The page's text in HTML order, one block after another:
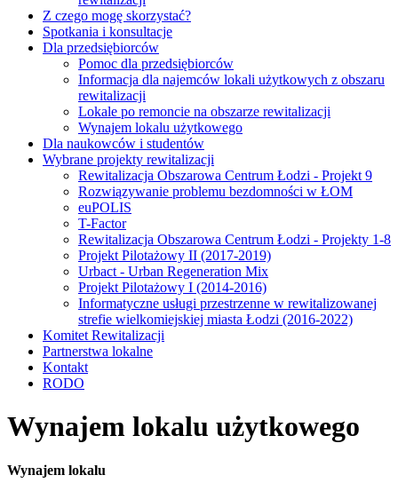
Z czego mogę skorzystać?
Spotkania i konsultacje
Dla przedsiębiorców
Pomoc dla przedsiębiorców
Informacja dla najemców lokali użytkowych z obszaru
rewitalizacji
Lokale po remoncie na obszarze rewitalizacji
Wynajem lokalu użytkowego
Dla naukowców i studentów
Wybrane projekty rewitalizacji
Rewitalizacja Obszarowa Centrum Łodzi - Projekt 9
Rozwiązywanie problemu bezdomności w ŁOM
euPOLIS
T-Factor
Rewitalizacja Obszarowa Centrum Łodzi - Projekty 1-8
Projekt Pilotażowy II (2017-2019)
Urbact - Urban Regeneration Mix
Projekt Pilotażowy I (2014-2016)
Informatyczne usługi przestrzenne w rewitalizowanej
strefie wielkomiejskiej miasta Łodzi (2016-2022)
Komitet Rewitalizacji
Partnerstwa lokalne
Kontakt
RODO
Wynajem lokalu użytkowego
Wynajem lokalu